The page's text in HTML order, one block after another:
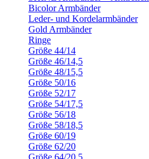
Bicolor Armbänder
Leder- und Kordelarmbänder
Gold Armbänder
Ringe
Größe 44/14
Größe 46/14,5
Größe 48/15,5
Größe 50/16
Größe 52/17
Größe 54/17,5
Größe 56/18
Größe 58/18,5
Größe 60/19
Größe 62/20
Größe 64/20,5